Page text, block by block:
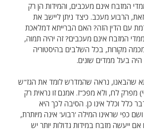
המזבח אינם מעכבים, והמידות הן רק
זאת, הרבוע מעכב. כיצד ניתן ליישב את
עם הדין הזה? האם הברייתא דמלאכת
המזבח אינם מעכבים? זה יהיה תמוה,
מקורות, בכל השלבים בהיסטוריה
בעל ממדים שונים.
שהבאנו, נראה שהמדרש לומד את הגז"ש
מפרק לח, ולא מפכ"ז. אמנם זו נראית רק
כלל וכלל אינו כן. הסיבה לכך היא
כפי שראינו המילה 'רבוע' אינה מיותרת,
ייעשה מזבח במידות גדולות יותר יש